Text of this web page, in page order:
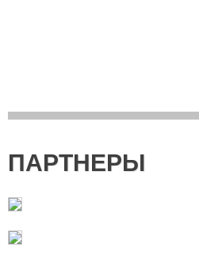
ПАРТНЕРЫ